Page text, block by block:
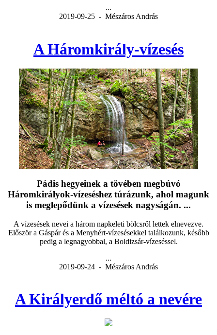
...
2019-09-25 - Mészáros András
A Háromkirály-vízesés
Pádis hegyeinek a tövében megbúvó
Háromkirályok-vízeséshez túrázunk, ahol magunk
is meglepődünk a vízesések nagyságán. ...
A vízesések nevei a három napkeleti bölcsről lettek elnevezve.
Először a Gáspár és a Menyhért-vízesésekkel találkozunk, később
pedig a legnagyobbal, a Boldizsár-vízeséssel.
...
2019-09-24 - Mészáros András
A Királyerdő méltó a nevére